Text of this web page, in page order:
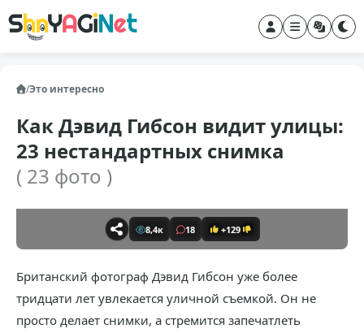
/Это интересно
Как Дэвид Гибсон видит улицы:
23 нестандартных снимка
( 23 фото )
8,4к 18 +129
Британский фотограф Дэвид Гибсон уже более
тридцати лет увлекается уличной съемкой. Он не
просто делает снимки, а стремится запечатлеть